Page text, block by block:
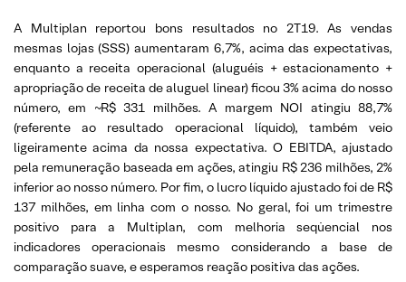
A Multiplan reportou bons resultados no 2T19. As vendas
mesmas lojas (SSS) aumentaram 6,7%, acima das expectativas,
enquanto a receita operacional (aluguéis + estacionamento +
apropriação de receita de aluguel linear) ficou 3% acima do nosso
número, em ~R$ 331 milhões. A margem NOI atingiu 88,7%
(referente ao resultado operacional líquido), também veio
ligeiramente acima da nossa expectativa. O EBITDA, ajustado
pela remuneração baseada em ações, atingiu R$ 236 milhões, 2%
inferior ao nosso número. Por fim, o lucro líquido ajustado foi de R$
137 milhões, em linha com o nosso. No geral, foi um trimestre
positivo para a Multiplan, com melhoria seqüencial nos
indicadores operacionais mesmo considerando a base de
comparação suave, e esperamos reação positiva das ações.